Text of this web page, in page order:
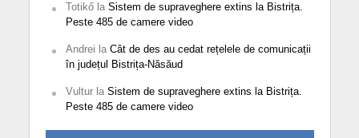
Totikőla Sistem de supraveghere extins la Bistrița.
Peste 485 de camere video
Andrei la Cât de des au cedat rețelele de comunicații
în județul Bistrița-Năsăud
Vulturla Sistem de supraveghere extins la Bistrița.
Peste 485 de camere video